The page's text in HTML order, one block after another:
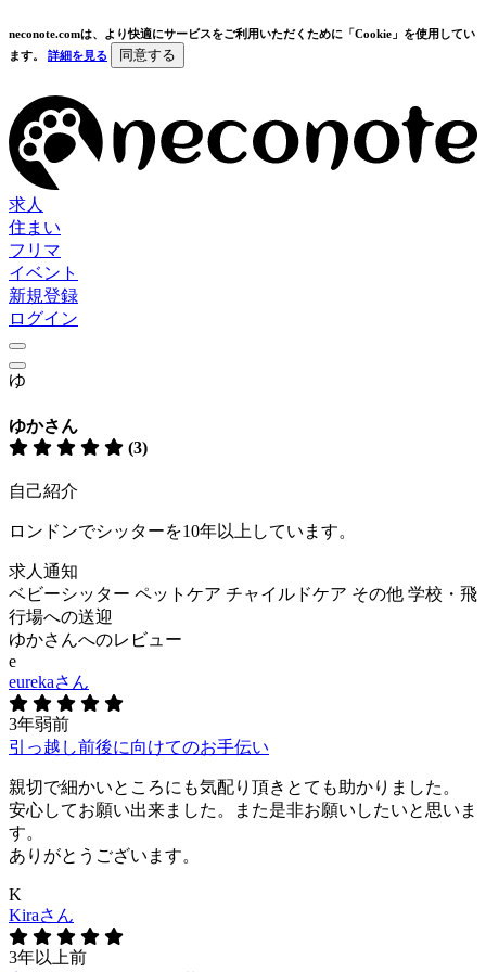
neconote.comは、より快適にサービスをご利用いただくために「Cookie」を使用してい
ます。 詳細を見る 同意する
求人
住まい
フリマ
イベント
新規登録
ログイン
ゆ
ゆかさん
(3)
自己紹介
ロンドンでシッターを10年以上しています。
求人通知
ベビーシッター ペットケア チャイルドケア その他 学校・飛
行場への送迎
ゆかさんへのレビュー
e
eurekaさん
3年弱前
引っ越し前後に向けてのお手伝い
親切で細かいところにも気配り頂きとても助かりました。
安心してお願い出来ました。また是非お願いしたいと思いま
す。
ありがとうございます。
K
Kiraさん
3年以上前